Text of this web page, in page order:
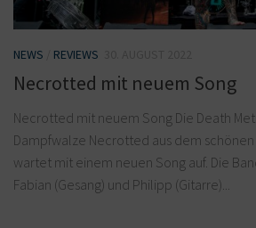
NEWS REVIEWS
Necrotted mit neuem Song
Necrotted mit neuem Song Die Death
Dampfwalze Necrotted aus dem
wartet mit einem neuen Song auf. Die
Fabian (Gesang) und Philipp (Gitarre)...